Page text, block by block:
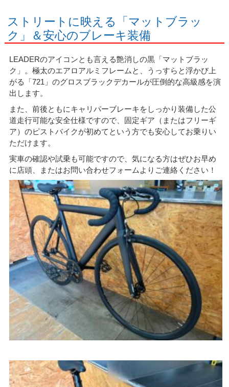
ストリートに映える「マットブラッ
ク」＆安心のブレーキ装備
LEADERのアイコンとも言える艶消しの黒「マットブラッ
ク」。極太のエアロアルミフレームと、うっすらと浮かび上
がる「721」のグロスブラックデカールが圧倒的な高級感を演
出します。
また、前後ともにキャリパーブレーキをしっかり装備した公
道走行可能な安全仕様ですので、固定ギア（またはフリーギ
ア）のピストバイクが初めてという方でも安心してお乗りい
ただけます。
実車の確認や試乗も可能ですので、気になる方はぜひお早め
に店頭、またはお問い合わせフォームよりご連絡ください！